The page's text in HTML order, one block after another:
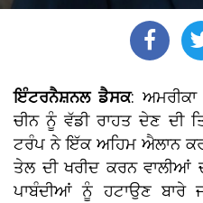
ਇੰਟਰਨੈਸ਼ਨਲ ਡੈਸਕ:
ਚੀਨ ਨੂੰ ਵੱਡੀ ਰਾਹਤ ਦੇਣ ਦੀ
ਟਰੰਪ ਨੇ ਇੱਕ ਅਹਿਮ ਐਲਾਨ
ਤੇਲ ਦੀ ਖਰੀਦ ਕਰਨ
ਪਾਬੰਦੀਆਂ ਨੂੰ ਹਟਾਉਣ ਬਾਰੇ